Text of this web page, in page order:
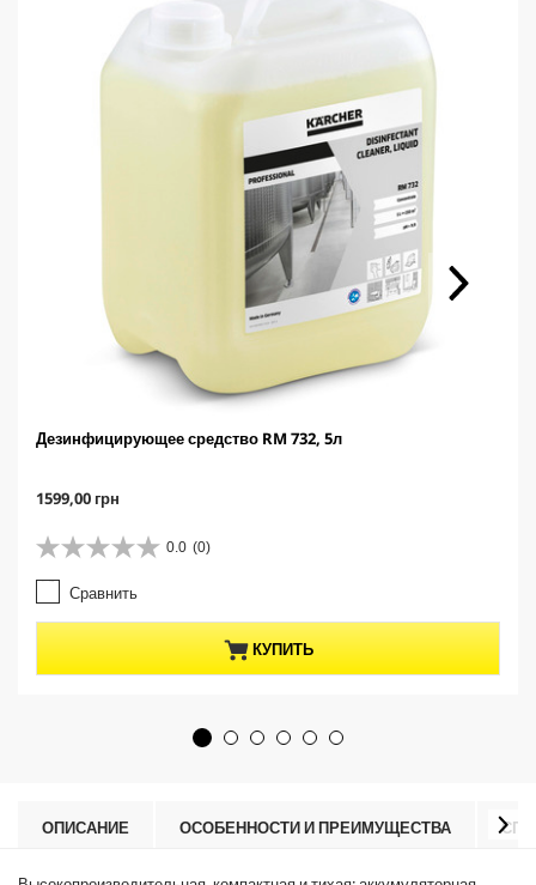
Дезинфицирующее средство RM 732, 5л
C
r
r
e
n
t
p
r
1599,00 грн
0.0 (0)
0
.
0
и
5
Сравнить
КУПИТЬ
ОПИСАНИЕ ОСОБЕННОСТИ И ПРЕИМУЩЕСТВА